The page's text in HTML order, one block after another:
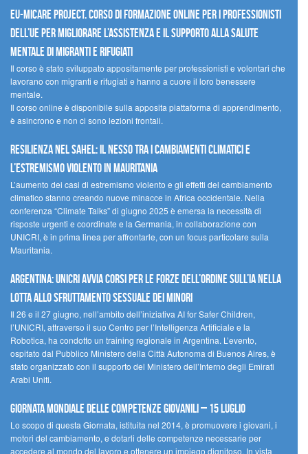
EU-MiCare Project. Corso di formazione online per i professionisti
dell’UE per migliorare l’assistenza e il supporto alla salute
mentale di migranti e rifugiati
Il corso è stato sviluppato appositamente per professionisti e volontari che
lavorano con migranti e rifugiati e hanno a cuore il loro benessere
mentale.
Il corso online è disponibile sulla apposita piattaforma di apprendimento,
è asincrono e non ci sono lezioni frontali.
Resilienza nel Sahel: il nesso tra i cambiamenti climatici e
l’estremismo violento in Mauritania
L’aumento dei casi di estremismo violento e gli effetti del cambiamento
climatico stanno creando nuove minacce in Africa occidentale. Nella
conferenza “Climate Talks” di giugno 2025 è emersa la necessità di
risposte urgenti e coordinate e la Germania, in collaborazione con
UNICRI, è in prima linea per affrontarle, con un focus particolare sulla
Mauritania.
Argentina: UNICRI avvia corsi per le forze dell’ordine sull’IA nella
lotta allo sfruttamento sessuale dei minori
Il 26 e il 27 giugno, nell’ambito dell’iniziativa AI for Safer Children,
l’UNICRI, attraverso il suo Centro per l’Intelligenza Artificiale e la
Robotica, ha condotto un training regionale in Argentina. L’evento,
ospitato dal Pubblico Ministero della Città Autonoma di Buenos Aires, è
stato organizzato con il supporto del Ministero dell’Interno degli Emirati
Arabi Uniti.
Giornata Mondiale delle Competenze Giovanili – 15 luglio
Lo scopo di questa Giornata, istituita nel 2014, è promuovere i giovani, i
motori del cambiamento, e dotarli delle competenze necessarie per
accedere al mondo del lavoro e ottenere un impiego dignitoso. In vista